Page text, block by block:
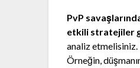
PvP
etkili stratejiler
analiz
Örneğin,